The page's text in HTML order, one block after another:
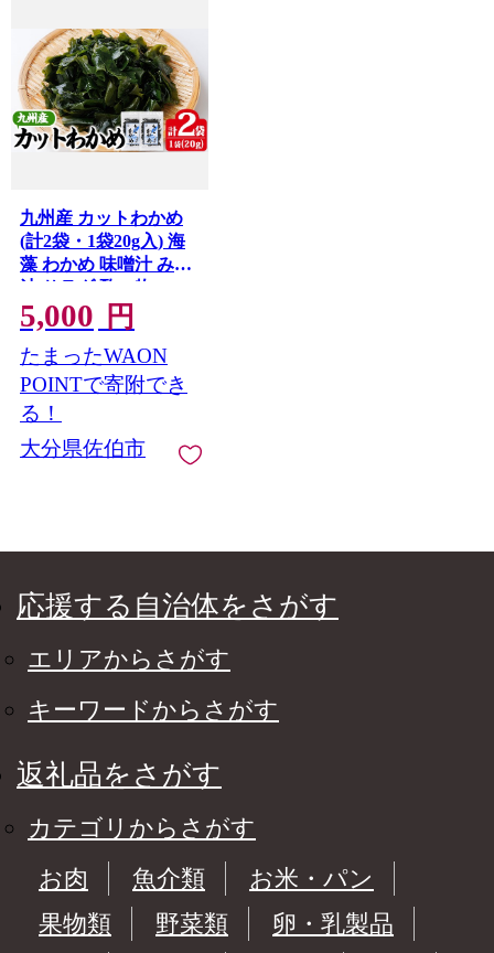
九州産 カットわかめ
(計2袋・1袋20g入) 海
藻 わかめ 味噌汁 みそ
汁 サラダ 酢の物 スー
プ 国産 九州産 常温 大
分県 佐伯市【CW32】
【山忠】
5,000 円
たまったWAON
POINTで寄附でき
る！
大分県佐伯市
応援する自治体をさがす
エリアからさがす
キーワードからさがす
返礼品をさがす
カテゴリからさがす
お肉
魚介類
お米・パン
果物類
野菜類
卵・乳製品